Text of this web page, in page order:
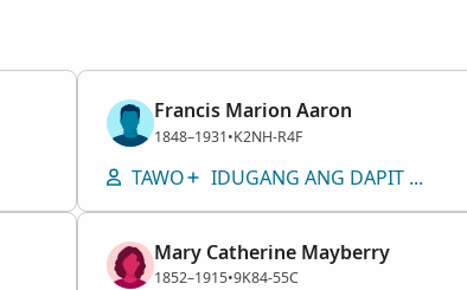
Francis Marion Aaron
Lalaki
1848–1931•K2NH-R4F
TAWO IDUGANG ANG DAPIT NGA
Mary Catherine Mayberry
Babaye
1852–1915•9K84-55C